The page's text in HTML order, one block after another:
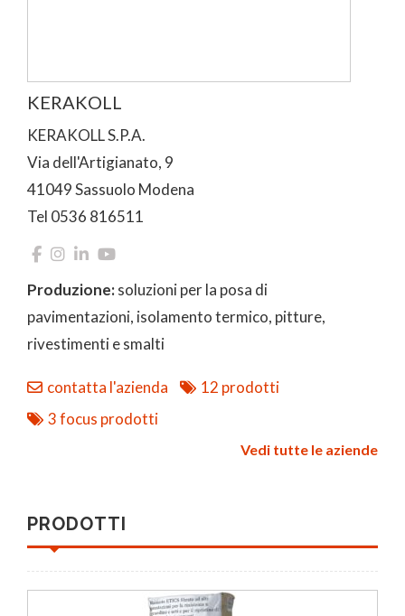
KERAKOLL
KERAKOLL S.P.A.
Via dell'Artigianato, 9
41049 Sassuolo Modena
Tel 0536 816511
Produzione:soluzioni per la posa di
pavimentazioni, isolamento termico, pitture,
rivestimenti e smalti
contatta l'azienda
12 prodotti
3 focus prodotti
Vedi tutte le aziende
PRODOTTI